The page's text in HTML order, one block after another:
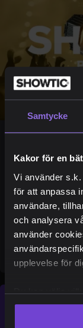
Samtycke
Kakor för en
Vi använder
för att anpassa
användare,
och analysera
använder
upplevelse för
Du kan välja
som du vill
ditt val eller
Ge bort en
pluspoängen!
perfekta
Köp